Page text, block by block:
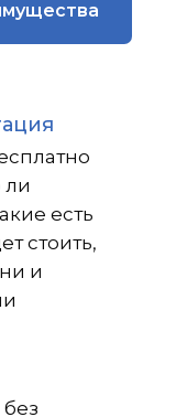
ли
есть
стоить,
и